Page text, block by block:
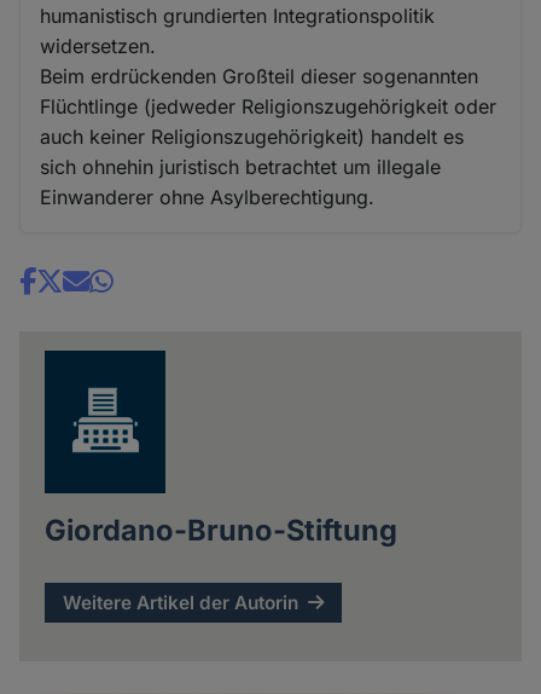
humanistisch grundierten Integrationspolitik
widersetzen.
Beim erdrückenden Großteil dieser sogenannten
Flüchtlinge (jedweder Religionszugehörigkeit oder
auch keiner Religionszugehörigkeit) handelt es
sich ohnehin juristisch betrachtet um illegale
Einwanderer ohne Asylberechtigung.
Share
Giordano-Bruno-Stiftung
Weitere Artikel der Autorin